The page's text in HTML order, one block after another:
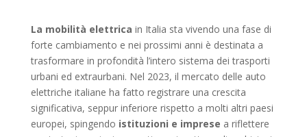
La mobilità elettrica in Italia sta vivendo una fase di
forte cambiamento e nei prossimi anni è destinata a
trasformare in profondità l’intero sistema dei trasporti
urbani ed extraurbani. Nel 2023, il mercato delle auto
elettriche italiane ha fatto registrare una crescita
significativa, seppur inferiore rispetto a molti altri paesi
europei, spingendo istituzioni e imprese a riflettere